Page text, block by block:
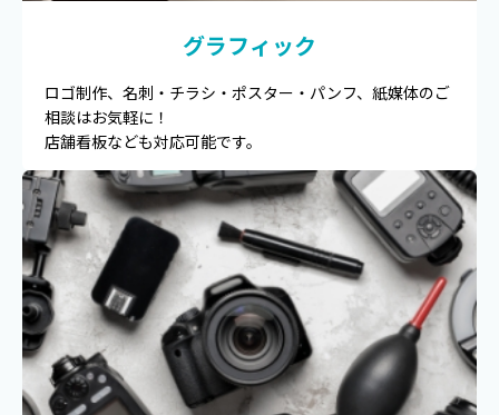
グラフィック
ロゴ制作、名刺・チラシ・ポスター・パンフ、紙媒体のご
相談はお気軽に！
店舗看板なども対応可能です。